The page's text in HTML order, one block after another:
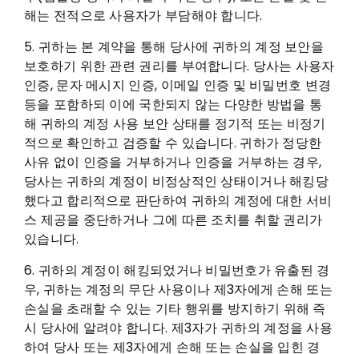
해는 전적으로 사용자가 부담해야 합니다.
5. 귀하는 본 계약을 통해 당사에 귀하의 계정 보안을
보호하기 위한 관련 권리를 부여합니다. 당사는 사용자
인증, 문자 메시지 인증, 이메일 인증 및 비밀번호 변경
등을 포함하되 이에 국한되지 않는 다양한 방법을 통
해 귀하의 계정 사용 보안 상태를 정기적 또는 비정기
적으로 확인하고 검증할 수 있습니다. 귀하가 정당한
사유 없이 인증을 거부하거나 인증을 거부하는 경우,
당사는 귀하의 계정이 비정상적인 상태이거나 해킹당
했다고 합리적으로 판단하여 귀하의 계정에 대한 서비
스 제공을 중단하거나 그에 따른 조치를 취할 권리가
있습니다.
6. 귀하의 계정이 해킹되었거나 비밀번호가 유출된 경
우, 귀하는 계정의 무단 사용이나 제3자에게 손해 또는
손실을 초래할 수 있는 기타 행위를 방지하기 위해 즉
시 당사에 알려야 합니다. 제3자가 귀하의 계정을 사용
하여 당사 또는 제3자에게 손해 또는 손실을 입힌 경